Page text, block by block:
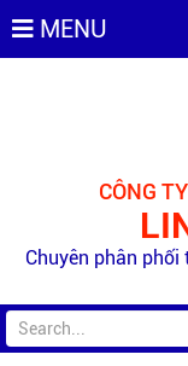
MENU
CÔNG
Chuyên phân